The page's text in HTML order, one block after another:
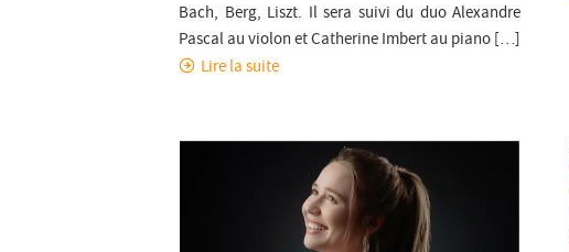
Bach, Berg, Liszt. Il sera suivi du duo Alexandre
Pascal au violon et Catherine Imbert au piano […]
Lire la suite